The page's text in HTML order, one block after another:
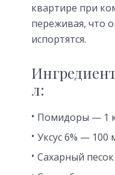
квартире при
переживая, что
испортятся.
л:
Помидоры — 1
Уксус 6% — 100
Сахарный